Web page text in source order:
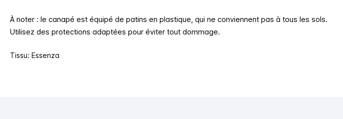
À noter : le canapé est équipé de patins en plastique, qui ne conviennent pas à tous les sols.
Utilisez des protections adaptées pour éviter tout dommage.
Tissu: Essenza